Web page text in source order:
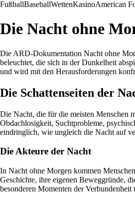
FußballBaseballWettenKasinoAmerican
Die Nacht ohne
Die ARD-Dokumentation Nacht ohne
beleuchtet, die sich in der Dunkelheit
und wird mit den Herausforderungen
Die Schattenseiten der
Die Nacht, die für die meisten Menschen
Obdachlosigkeit, Suchtprobleme,
eindringlich, wie ungleich die Nacht auf
Die Akteure der Nacht
In Nacht ohne Morgen kommen
Geschichte, ihre eigenen Beweggründe,
besonderen Momenten der Verbundenheit